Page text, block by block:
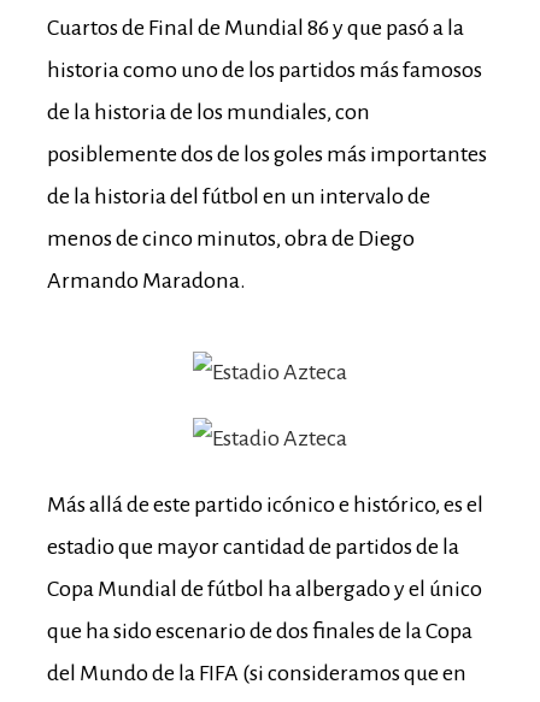
Cuartos de Final de Mundial 86 y que pasó a la
historia como uno de los partidos más famosos
de la historia de los mundiales, con
posiblemente dos de los goles más importantes
de la historia del fútbol en un intervalo de
menos de cinco minutos, obra de Diego
Armando Maradona.
Más allá de este partido icónico e histórico, es el
estadio que mayor cantidad de partidos de la
Copa Mundial de fútbol ha albergado y el único
que ha sido escenario de dos finales de la Copa
del Mundo de la FIFA (si consideramos que en